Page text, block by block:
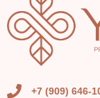
+7 (909) 646-